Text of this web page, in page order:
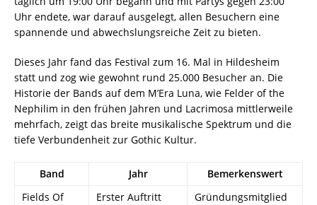
Uhr endete, war darauf ausgelegt, allen Besuchern eine
spannende und abwechslungsreiche Zeit zu bieten.
Dieses Jahr fand das Festival zum 16. Mal in Hildesheim
statt und zog wie gewohnt rund 25.000 Besucher an. Die
Historie der Bands auf dem M’Era Luna, wie Felder of the
Nephilim in den frühen Jahren und Lacrimosa mittlerweile
mehrfach, zeigt das breite musikalische Spektrum und die
tiefe Verbundenheit zur Gothic Kultur.
Band Jahr
Bemerkenswert
Fields Of
Erster Auftritt
Gründungsmitglied